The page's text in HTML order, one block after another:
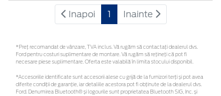
Inapoi 1 Inainte
*Preţ recomandat de vânzare, TVA inclus. Vă rugăm să contactaţi dealerul dvs.
Ford pentru costuri suplimentare de montare. Vă rugăm să rețineți că pot fi
necesare piese suplimentare. Oferta este valabilă în limita stocului disponibil.
*Accesoriile identificate sunt accesorii alese cu grijă de la furnizori terți și pot avea
diferite condiții de garanție, iar detaliile acestora pot fi obținute de la dealerul dvs.
Ford. Denumirea Bluetooth® și logourile sunt proprietatea Bluetooth SIG, Inc. și